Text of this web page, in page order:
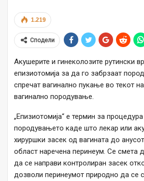
1.219
Сподели
Акушерите и гинеколозите рутински
епизиотомија за да го забрзаат
спречат вагинално пукање во текот
вагинално породување.
„Епизиотомија“ е термин за
породувањето каде што лекар или
хируршки засек од вагината до
област наречена перинеум. Се смета
да се направи контролиран засек
дозволи перинеумот природно да се